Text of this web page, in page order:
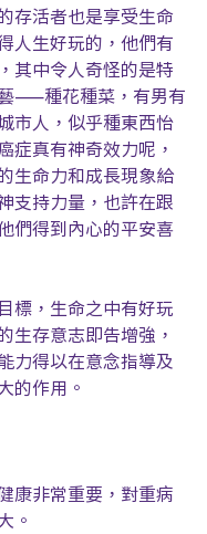
存活者也是享受生命
人生好玩的，他們有
其中令人奇怪的是特
——種花種菜，有男有
市人，似乎種東西怡
症真有神奇效力呢，
生命力和成長現象給
支持力量，也許在跟
們得到內心的平安喜
標，生命之中有好玩
生存意志即告增強，
力得以在意念指導及
的作用。
康非常重要，對重病
。